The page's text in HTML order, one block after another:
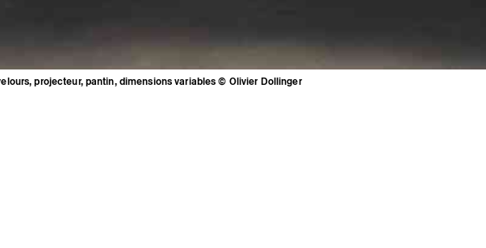
projecteur, pantin, dimensions variables © Olivier Dollinger